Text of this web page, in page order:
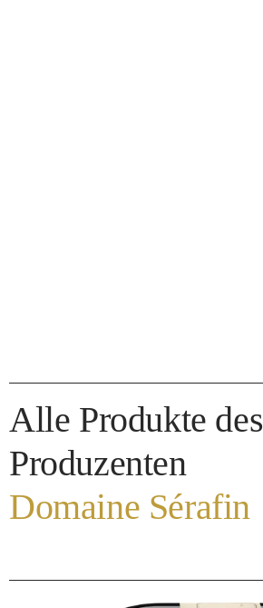
Alle Produkte des
Produzenten
Domaine Sérafin